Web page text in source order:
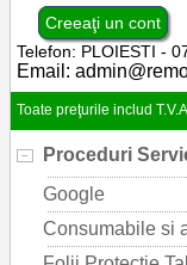
Creeaţi un cont
Telefon: PLOIESTI -
Email:
Toate preţurile includ
Proceduri
Google
Consumabile si